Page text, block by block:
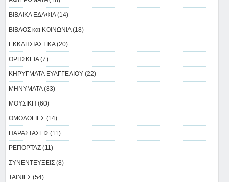
ΒΙΒΛΙΚΑ ΕΔΑΦΙΑ (14)
ΒΙΒΛΟΣ και ΚΟΙΝΩΝΙΑ (18)
ΕΚΚΛΗΣΙΑΣΤΙΚΑ (20)
ΘΡΗΣΚΕΙΑ (7)
ΚΗΡΥΓΜΑΤΑ ΕΥΑΓΓΕΛΙΟΥ (22)
ΜΗΝΥΜΑΤΑ (83)
ΜΟΥΣΙΚΗ (60)
ΟΜΟΛΟΓΙΕΣ (14)
ΠΑΡΑΣΤΑΣΕΙΣ (11)
ΡΕΠΟΡΤΑΖ (11)
ΣΥΝΕΝΤΕΥΞΕΙΣ (8)
ΤΑΙΝΙΕΣ (54)